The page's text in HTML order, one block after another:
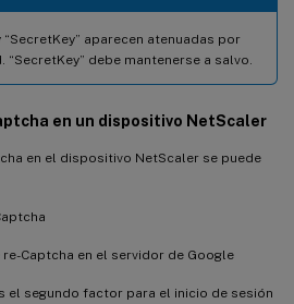
“SecretKey” aparecen atenuadas por
debe mantenerse a salvo.
en un dispositivo NetScaler
en el dispositivo NetScaler se puede
Captcha en el servidor de Google
el segundo factor para el inicio de sesión